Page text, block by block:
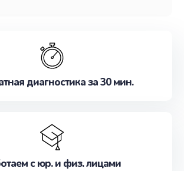
диагностика за 30 мин.
с юр. и физ. лицами